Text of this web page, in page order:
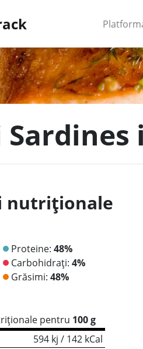
nutriționale
Proteine: 48%
Carbohidrați: 4%
Grăsimi: 48%
pentru 100 g
594 kj / 142 kCal